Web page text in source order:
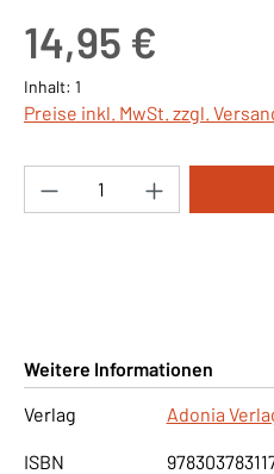
14,95 €
Inhalt: 1
Preise inkl. MwSt. zzgl.
Produkt Anzahl: Gib
Weitere Informationen
Verlag
Adonia
ISBN